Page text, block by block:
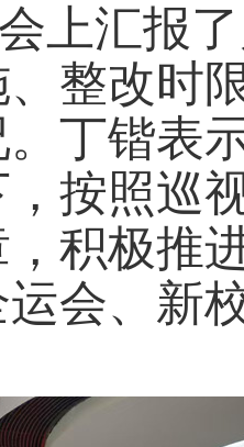
上汇报
整改时
丁锴表
按照巡
积极推
会、新